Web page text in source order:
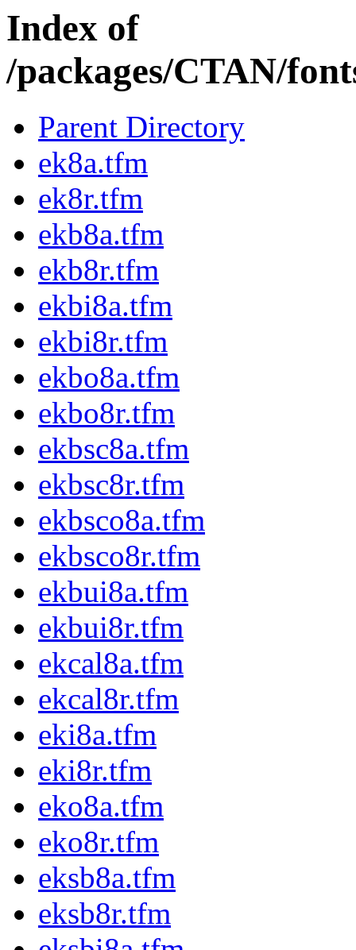
Index of
/packages/CTAN/
Parent Directory
ek8a.tfm
ek8r.tfm
ekb8a.tfm
ekb8r.tfm
ekbi8a.tfm
ekbi8r.tfm
ekbo8a.tfm
ekbo8r.tfm
ekbsc8a.tfm
ekbsc8r.tfm
ekbsco8a.tfm
ekbsco8r.tfm
ekbui8a.tfm
ekbui8r.tfm
ekcal8a.tfm
ekcal8r.tfm
eki8a.tfm
eki8r.tfm
eko8a.tfm
eko8r.tfm
eksb8a.tfm
eksb8r.tfm